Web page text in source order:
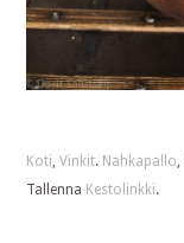
Koti,Vinkit. Nahkapallo,
Tallenna Kestolinkki.